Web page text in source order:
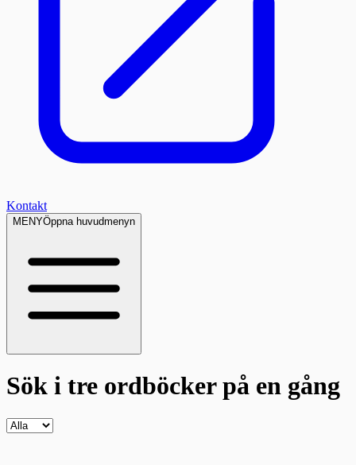
Kontakt
MENYÖppna huvudmenyn
Sök i tre ordböckerpå en gång